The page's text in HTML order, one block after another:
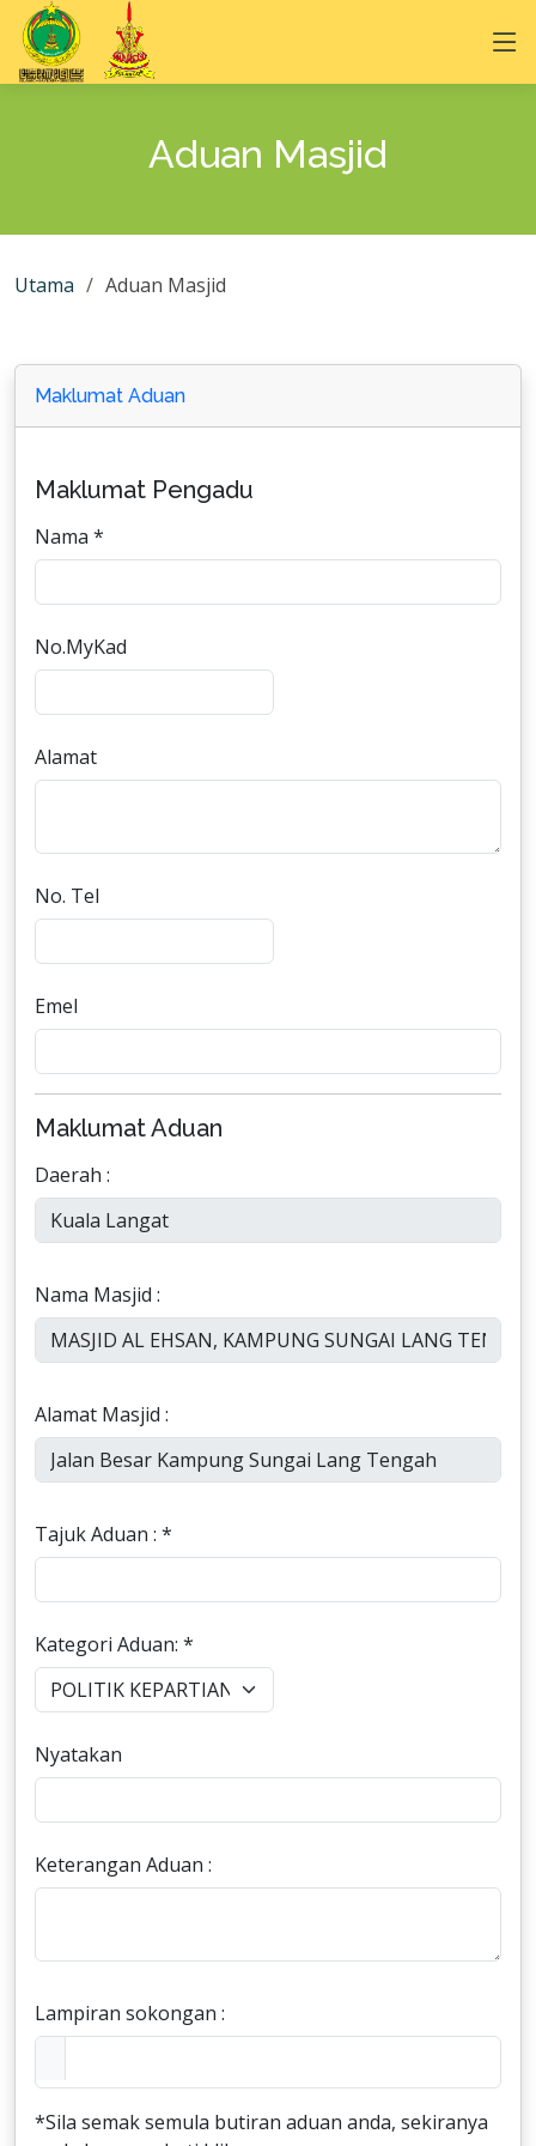
Aduan Masjid
Utama Aduan Masjid
Maklumat Aduan
Maklumat Pengadu
Nama *
No.MyKad
Alamat
No. Tel
Emel
Maklumat Aduan
Daerah :
Nama Masjid :
Alamat Masjid :
Tajuk Aduan : *
Kategori Aduan: *
Nyatakan
Keterangan Aduan :
Lampiran sokongan :
*Sila semak semula butiran aduan anda, sekiranya